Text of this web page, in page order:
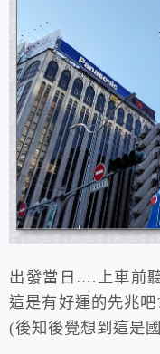
出發當日….上車前
這是有好運的先兆
(後知後覺想到這是